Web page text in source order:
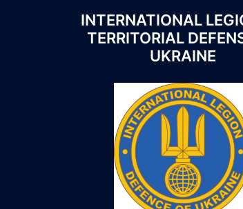
INTERNATIONAL
TERRITORIAL
UKRAINE